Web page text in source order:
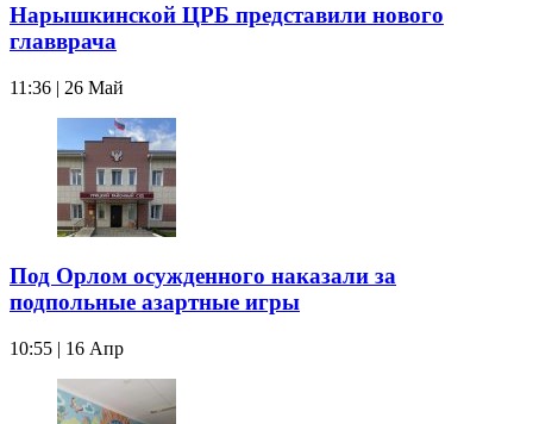
Нарышкинской ЦРБ представили нового
главврача
11:36 | 26 Май
Под Орлом осужденного наказали за
подпольные азартные игры
10:55 | 16 Апр